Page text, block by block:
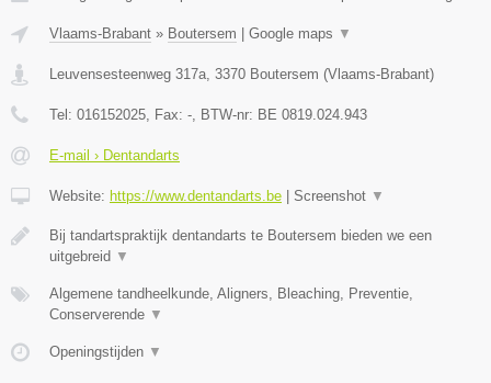
Vlaams-Brabant » Boutersem Google maps ▼
Leuvensesteenweg 317a, 3370 Boutersem (Vlaams-Brabant)
Tel: 016152025, Fax: -, BTW-nr: BE 0819.024.943
E-mail › Dentandarts
Website: https://www.dentandarts.be Screenshot ▼
Bij tandartspraktijk dentandarts te Boutersem bieden we een
uitgebreid ▼
Algemene tandheelkunde, Aligners, Bleaching, Preventie,
Conserverende ▼
Openingstijden ▼